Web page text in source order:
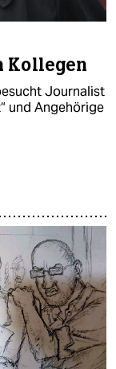
Kollegen
Journalist
und Angehörige